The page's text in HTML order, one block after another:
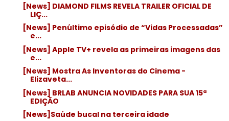
[News] DIAMOND FILMS REVELA TRAILER OFICIAL DE
LIÇ...
[News] Penúltimo episódio de “Vidas Processadas”
e...
[News] Apple TV+ revela as primeiras imagens das
e...
[News] Mostra As Inventoras do Cinema -
Elizaveta...
[News] BRLAB ANUNCIA NOVIDADES PARA SUA 15ª
EDIÇÃO
[News]Saúde bucal na terceira idade